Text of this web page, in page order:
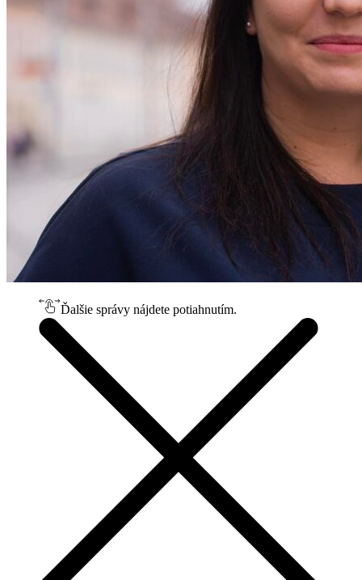
Ďalšie správy nájdete potiahnutím.